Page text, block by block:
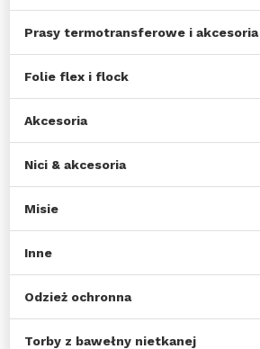
Prasy termotransferowe i akcesoria
Folie flex i flock
Akcesoria
Nici & akcesoria
Misie
Inne
Odzież ochronna
Torby z bawełny nietkanej